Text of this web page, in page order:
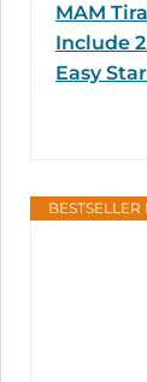
MAM
Include
Easy
BESTSELLER